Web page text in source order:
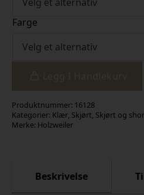
Farge
Produktnummer: 16128
Kategorier: Klær, Skjørt, Skjørt og
Merke: Holzweiler
Beskrivelse